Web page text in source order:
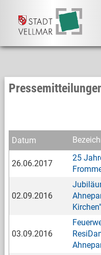
Datum
26.06.2017
25
02.09.2016
03.09.2016